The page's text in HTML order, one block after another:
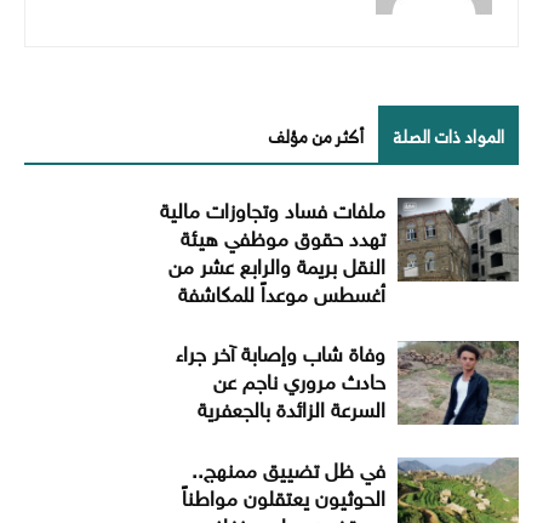
المواد ذات الصلة أكثر من مؤلف
ملفات فساد وتجاوزات مالية
تهدد حقوق موظفي هيئة
النقل بريمة والرابع عشر من
أغسطس موعداً للمكاشفة
وفاة شاب وإصابة آخر جراء
حادث مروري ناجم عن
السرعة الزائدة بالجعفرية
​في ظل تضييق ممنهج..
الحوثيون يعتقلون مواطناً